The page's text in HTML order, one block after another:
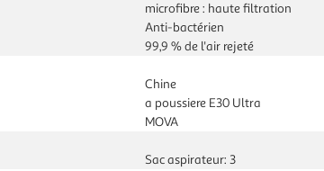
microfibre : haute filtration
Anti-bactérien
99,9 % de l'air rejeté
Chine
a poussiere E30 Ultra
MOVA
Sac aspirateur: 3